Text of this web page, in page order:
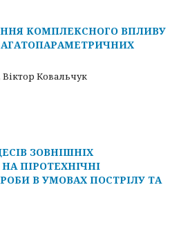
КОМПЛЕКСНОГО ВПЛИВУ
Ковальчук
ЗОВНІШНІХ
ПІРОТЕХНІЧНІ
В УМОВАХ ПОСТРІЛУ ТА